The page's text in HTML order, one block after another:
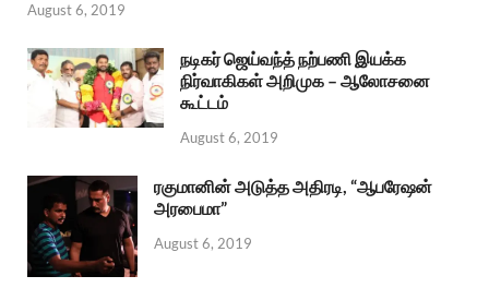
August 6, 2019
நடிகர் ஜெய்வந்த் நற்பணி இயக்க
நிர்வாகிகள் அறிமுக – ஆலோசனை
கூட்டம்
August 6, 2019
ரகுமானின் அடுத்த அதிரடி, “ஆபரேஷன்
அரபைமா”
August 6, 2019